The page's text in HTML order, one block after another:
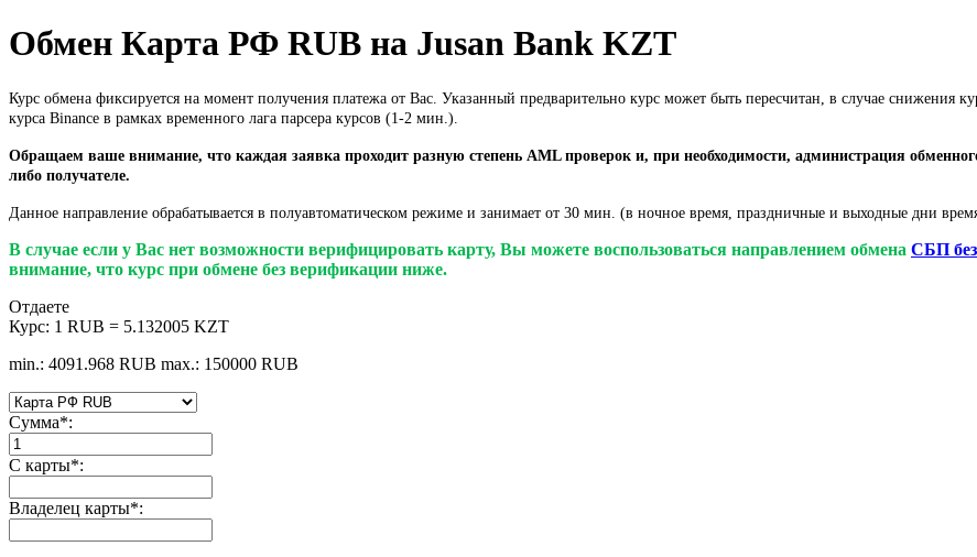
Обмен Карта РФ RUB на Jusan Bank KZT
Курс обмена фиксируется на момент получения платежа от Вас. Указанный предварительно курс может быть пересчитан, в случае снижения
курса Binance в рамках временного лага парсера курсов (1-2 мин.).
Обращаем ваше внимание, что каждая заявка проходит разную степень AML проверок и, при необходимости, администрация
либо получателе.
Данное направление обрабатывается в полуавтоматическом режиме и занимает от 30 мин. (в ночное время, праздничные и выходные дни
В случае если у Вас нет возможности верифицировать карту, Вы можете воспользоваться направлением обмена СБП
внимание, что курс при обмене без верификации ниже.
Отдаете
Курс: 1 RUB = 5.132005 KZT
min.: 4091.968 RUB max.: 150000 RUB
Сумма*:
С карты*:
Владелец карты*: